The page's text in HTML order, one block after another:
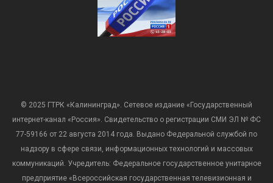
© 2025 ГТРК «Калининград». Сетевое издание «Государственный
интернет-канал «Россия». Свидетельство о регистрации СМИ ЭЛ № ФС
77-59166 от 22 августа 2014 года. Выдано Федеральной службой по
надзору в сфере связи, информационных технологий и массовых
коммуникаций. Учредитель: Федеральное государственное унитарное
предприятие «Всероссийская государственная телевизионная и